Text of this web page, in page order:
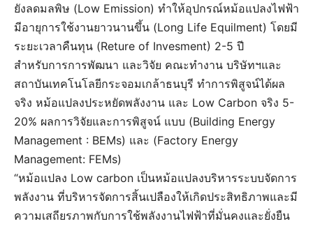
ยังลดมลพิษ (Low Emission) ทำให้อุปกรณ์หม้อแปลงไฟฟ้า
มีอายุการใช้งานยาวนานขึ้น (Long Life Equilment) โดยมี
ระยะเวลาคืนทุน (Reture of Invesment) 2-5 ปี
สำหรับการการพัฒนา และวิจัย คณะทำงาน บริษัทฯและ
สถาบันเทคโนโลยีกระจอมเกล้าธนบุรี ทำการพิสูจน์ได้ผล
จริง หม้อแปลงประหยัดพลังงาน และ Low Carbon จริง 5-
20% ผลการวิจัยและการพิสูจน์ แบบ (Building Energy
Management : BEMs) และ (Factory Energy
Management: FEMs)
“หม้อแปลง Low carbon เป็นหม้อแปลงบริหารระบบจัดการ
พลังงาน ที่บริหารจัดการสิ้นเปลืองให้เกิดประสิทธิภาพและมี
ความเสถียรภาพกับการใช้พลังงานไฟฟ้าที่มั่นคงและยั่งยืน